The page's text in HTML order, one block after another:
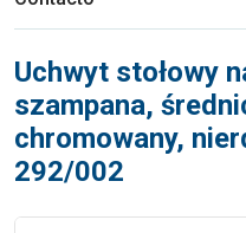
Uchwyt stołowy
szampana,
chromowany,
292/002